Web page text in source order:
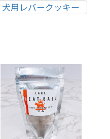
犬用レバークッキー